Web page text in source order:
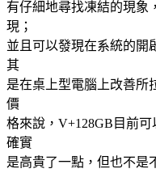
有仔細地尋找凍結的現象
現；
並且可以發現在系統的開
其
是在桌上型電腦上改善所
價
格來說，V+128GB目前
確實
是高貴了一點，但也不是